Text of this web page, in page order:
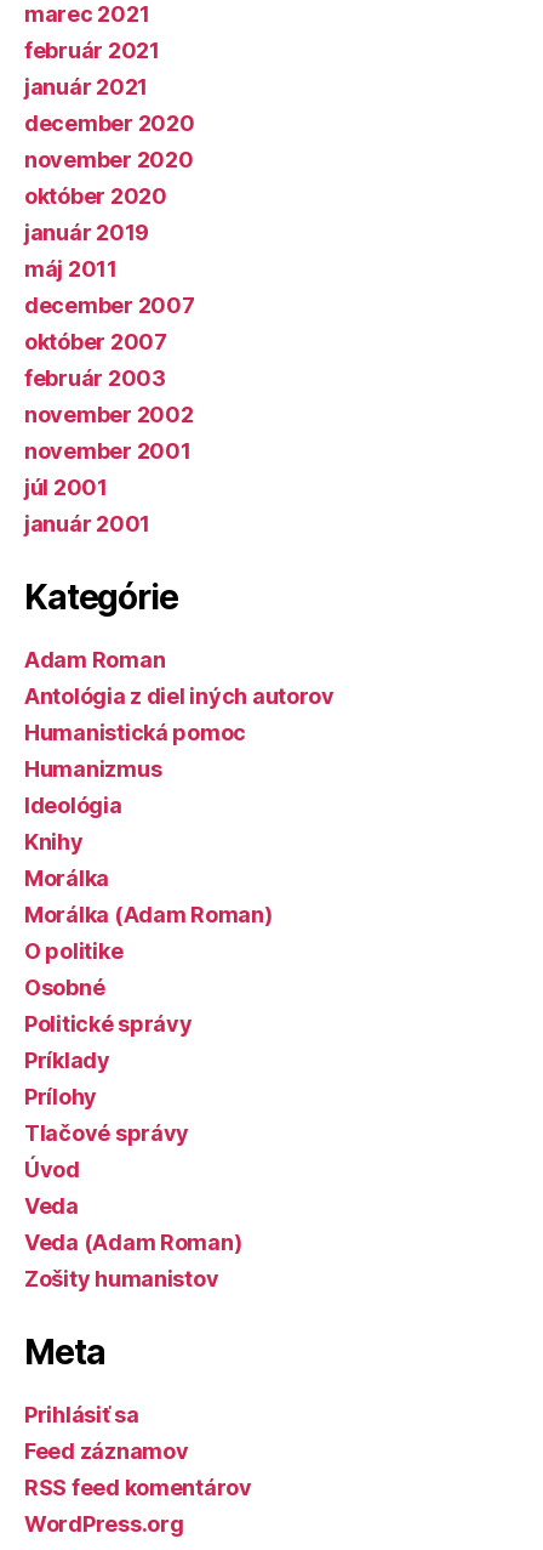
marec 2021
február 2021
január 2021
december 2020
november 2020
október 2020
január 2019
máj 2011
december 2007
október 2007
február 2003
november 2002
november 2001
júl 2001
január 2001
Kategórie
Adam Roman
Antológia z diel iných autorov
Humanistická pomoc
Humanizmus
Ideológia
Knihy
Morálka
Morálka (Adam Roman)
O politike
Osobné
Politické správy
Príklady
Prílohy
Tlačové správy
Úvod
Veda
Veda (Adam Roman)
Zošity humanistov
Meta
Prihlásiť sa
Feed záznamov
RSS feed komentárov
WordPress.org